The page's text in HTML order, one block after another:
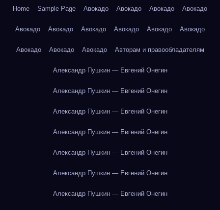
Home Sample Page Авокадо Авокадо Авокадо Авокадо
Авокадо Авокадо Авокадо Авокадо Авокадо Авокадо
Авокадо Авокадо Авокадо Авторам и правообладателям
Александр Пушкин — Евгений Онегин
Александр Пушкин — Евгений Онегин
Александр Пушкин — Евгений Онегин
Александр Пушкин — Евгений Онегин
Александр Пушкин — Евгений Онегин
Александр Пушкин — Евгений Онегин
Александр Пушкин — Евгений Онегин